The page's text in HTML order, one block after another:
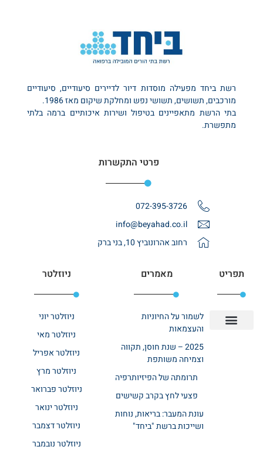
רשת ביחד מפעילה מוסדות דיור לדיירים סיעודיים, סיעודיים
מורכבים, תשושים, תשושי נפש ומחלקת שיקום מאז 1986.
בתי הרשת מתאפיינים בטיפול ושירות איכותיים ברמה בלתי
מתפשרת.
פרטי התקשרות
072-395-3726
info@beyahad.co.il
רחוב אהרונוביץ 10, בני ברק
תפריט מאמרים
לשמור על החיוניות
והעצמאות
2025 – שנת חוסן, תקווה
וצמיחה משותפת
תרומתה של הפיזיותרפיה
פצעי לחץ בקרב קשישים
עונת המעבר: בריאות, נוחות
ושייכות ברשת "ביחד"
ניוזלטר
ניוזלטר יוני
ניוזלטר מאי
ניוזלטר אפריל
ניוזלטר מרץ
ניוזלטר פברואר
ניוזלטר ינואר
ניוזלטר דצמבר
ניוזלטר נובמבר